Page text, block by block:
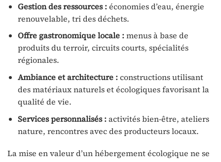
Gestion des ressources :économies d’eau, énergie
renouvelable, tri des déchets.
Offre gastronomique locale :menus à base de
produits du terroir, circuits courts, spécialités
régionales.
Ambiance et architecture :constructions utilisant
des matériaux naturels et écologiques favorisant la
qualité de vie.
Services personnalisés :activités bien-être, ateliers
nature, rencontres avec des producteurs locaux.
La mise en valeur d’un hébergement écologique ne se